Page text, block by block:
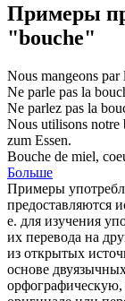
Примеры
"bouche"
Nous mangeons par
Ne parle pas la
Ne parlez pas la
Nous utilisons notre
zum Essen.
Bouche de miel,
Больше
Примеры
предоставляются
е. для изучения
их перевода на
из открытых
основе